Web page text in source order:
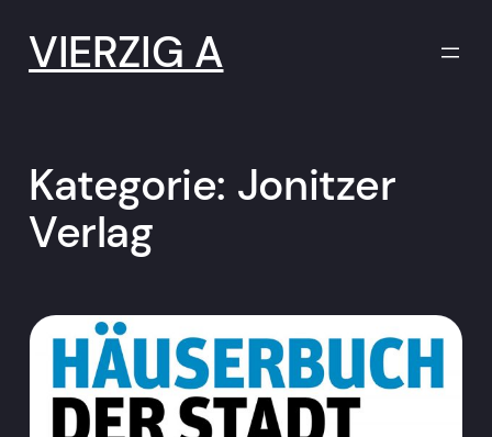
Inhalt
springenVIERZIG A
Kategorie: Jonitzer
Verlag